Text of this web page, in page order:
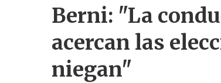
Berni: "La
acercan las
niegan"